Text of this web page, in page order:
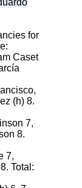
for
Caset
(h) 8.
7,
8.
7,
Total: